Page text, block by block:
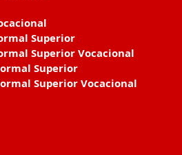
Superior
Superior Vocacional
Superior
Superior Vocacional